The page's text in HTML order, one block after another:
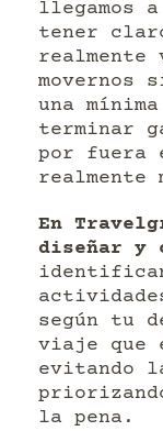
llegamos
tener
realmente
movernos
una
terminar
por fuera
realmente
En
diseñar
según tu
viaje que
evitando
la pena.